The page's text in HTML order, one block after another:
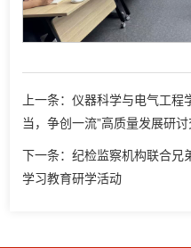
上一条：仪器科学与电气工
当，争创一流”高质量发展研
下一条：纪检监察机构联合兄
学习教育研学活动